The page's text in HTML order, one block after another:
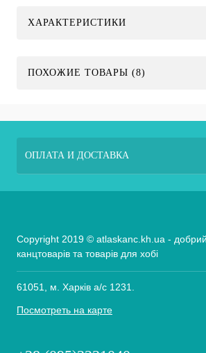
ХАРАКТЕРИСТИКИ
ПОХОЖИЕ ТОВАРЫ (8)
ОПЛАТА И ДОСТАВКА
Copyright 2019 © atlaskanc.kh.ua -
канцтоварів та товарів для хобі
61051, м. Харків а/с 1231.
Посмотреть на карте